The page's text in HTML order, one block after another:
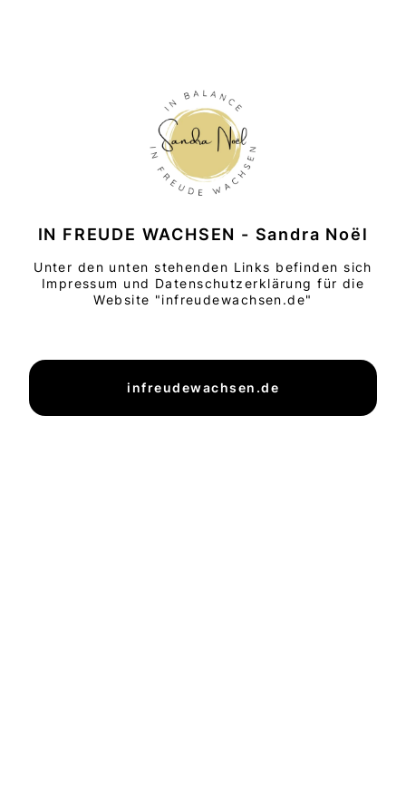
IN FREUDE WACHSEN - Sandra Noël
Unter den unten stehenden Links befinden sich
Impressum und Datenschutzerklärung für die
Website "infreudewachsen.de"
infreudewachsen.de